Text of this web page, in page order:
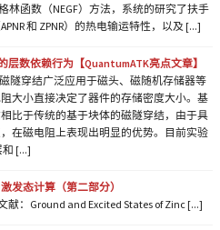
林函数（NEGF）方法，系统的研究了扶手
和 ZPNR）的热电输运特性，以及 [...]
层数依赖行为【QuantumATK亮点文章】
隧穿结广泛应用于磁头、磁随机存储器等
大小直接决定了器件的存储密度大小。基
比于传统的基于块体的磁隧穿结，由于具
在磁电阻上表现出明显的优势。目前实验
和 [...]
发态计算（第二部分）
献：Ground and Excited States of Zinc [...]